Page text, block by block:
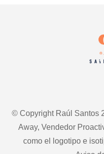
© Copyright Raúl Santos
Away, Vendedor
como el logotipo e